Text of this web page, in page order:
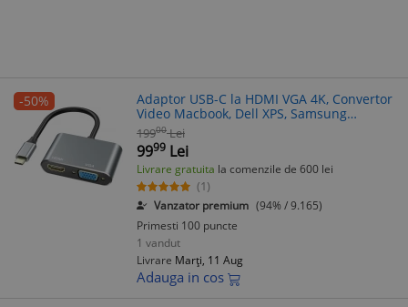
-50%
Adaptor USB-C la HDMI VGA 4K, Convertor
Video Macbook, Dell XPS, Samsung
S8/Note 8, Type-C, Plug & Play
19900 Lei
9999 Lei
Livrare gratuita la comenzile de 600 lei
(1)
Vanzator premium (94% / 9.165)
Primesti 100 puncte
1 vandut
Livrare Marți, 11 Aug
Adauga in cos